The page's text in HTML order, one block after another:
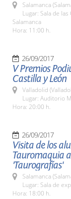
Salamanca
Lugar: Sala de
Salamanca
Hora: 11:00 h.
26/09/2017
V Premios
Castilla y León
Valladolid
Lugar: Auditorio
Hora: 20:00 h.
26/09/2017
Visita de los
Tauromaquia
'Taurografías'
Salamanca
Lugar: Sala de
Hora: 18:00 h.